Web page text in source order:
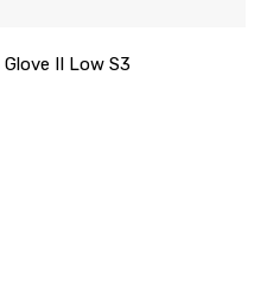
II Low S3